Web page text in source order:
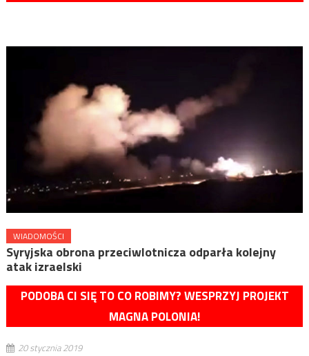
WIADOMOŚCI
Syryjska obrona przeciwlotnicza odparła kolejny
atak izraelski
PODOBA CI SIĘ TO CO ROBIMY? WESPRZYJ PROJEKT
MAGNA POLONIA!
20 stycznia 2019